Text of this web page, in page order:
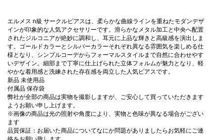
エルメス n級 サークルピアスは、柔らかな曲線ラインを重ねたモダンデザ
インが印象的な人気アクセサリーです。滑らかなメタル加工と中央へ配置
されたジルコニアが絶妙に調和し、耳元に上品な輝きと高級感を演出しま
す。ゴールドカラーとシルバーカラーそれぞれ異なる雰囲気を楽しめる仕
様となり、シンプルコーデからフォーマルスタイルまで自然に合わせやす
いデザイン。細部まで丁寧に仕上げられた立体フォルムが魅力となり、軽
やかな着用感と洗練された存在感を両立した人気ピアスです。
新品 未使用品
付属品 保存袋
弊社が全部の商品は実物を撮影しますが、ご安心して買っていただきます
ようお願い申し上げます。
※画像の商品は光の照射や角度により、実物と色味が異なる場合がござい
ます
品質保証：お届いた商品についてなにか問題がありましたらお気軽にご連